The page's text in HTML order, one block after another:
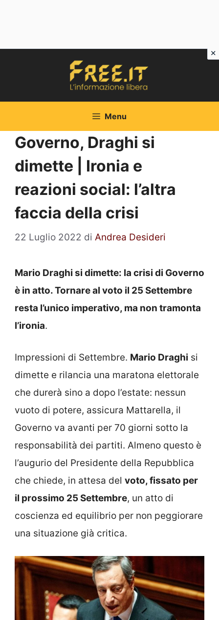
Menu
Governo, Draghi si
dimette | Ironia e
reazioni social: l’altra
faccia della crisi
22 Luglio 2022 di Andrea Desideri
Mario Draghi si dimette: la crisi di Governo
è in atto. Tornare al voto il 25 Settembre
resta l’unico imperativo, ma non tramonta
l’ironia.
Impressioni di Settembre. Mario Draghi si
dimette e rilancia una maratona elettorale
che durerà sino a dopo l’estate: nessun
vuoto di potere, assicura Mattarella, il
Governo va avanti per 70 giorni sotto la
responsabilità dei partiti. Almeno questo è
l’augurio del Presidente della Repubblica
che chiede, in attesa del voto, fissato per
il prossimo 25 Settembre, un atto di
coscienza ed equilibrio per non peggiorare
una situazione già critica.